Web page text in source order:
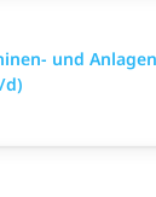
und
d)